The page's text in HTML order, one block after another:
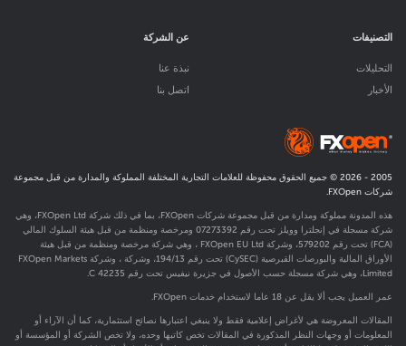
التصنيفات
التحليلات
الأخبار
عن الشركة
نبذة عنا
اتصل بنا
2005 -
2026 © جميع الحقوق محفوظة للعلامات التجارية المختلفة المملوكة والمدارة من قبل مجموعة
شركات FXOpen.
هذه المدونة مملوكة ومدارة من قبل مجموعة شركات FXOpen، بما في ذلك شركة FXOpen Ltd، وهي
شركة مسجلة في إنجلترا وويلز تحت رقم 07273392 ومرخصة ومنظمة من قبل هيئة السلوك المالي
(FCA) تحت رقم
579202
، وشركة FXOpen EU Ltd ، وهي شركة مرخصة ومنظمة من قبل هيئة
الأوراق المالية والبورصات القبرصية (CySEC) تحت رقم 194/13، وشركة ، وشركة FXOpen Markets
Limited، وهي شركة مسجلة حسب الأصول في جزيرة نيفيس تحت رقم C 42235.
عمر العميل يجب ألا يقل عن 18 عاما لاستخدام خدمات FXOpen.
المقالات المعروضة هي لأغراض إعلامية فقط ولا ينبغي اعتبارها نصائح استثمارية، كما أن الآراء أو
المعلومات أو وجهات النظر المذكورة في المقالات تخص كاتبها وحده، ولا تخص الشركة أو المؤسسة أو